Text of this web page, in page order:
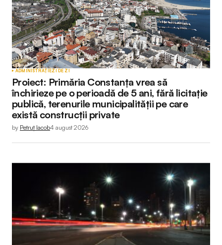
ADMINISTRAȚIEZI DE ZI
Proiect: Primăria Constanța vrea să
închirieze pe o perioadă de 5 ani, fără licitație
publică, terenurile municipalității pe care
există construcții private
by Petruț Iacob4 august 2026